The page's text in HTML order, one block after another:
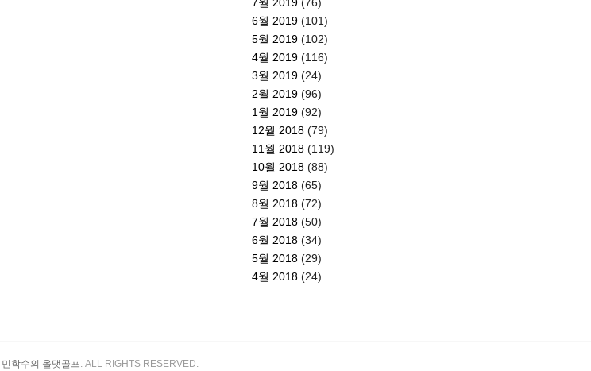
6월 2019 (101)
5월 2019 (102)
4월 2019 (116)
3월 2019 (24)
2월 2019 (96)
1월 2019 (92)
12월 2018 (79)
11월 2018 (119)
10월 2018 (88)
9월 2018 (65)
8월 2018 (72)
7월 2018 (50)
6월 2018 (34)
5월 2018 (29)
4월 2018 (24)
민학수의 올댓골프. ALL RIGHTS RESERVED.